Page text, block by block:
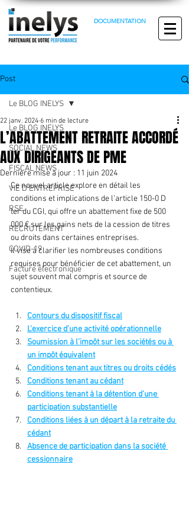
DOCUMENTATION
Post
Le BLOG INELYS
SOCIAL NEWS
FISCAL NEWS
VIE D'ENTREPRISE
RSE
RECRUTEMENT
COVID-19
Facture électronique
Le BLOG INELYS
L’ABATTEMENT RETRAITE ACCORDÉ
AUX DIRIGEANTS DE PME
22 janv. 2024 6 min de lecture
Dernière mise à jour : 11 juin 2024
Ce nouvel article explore en détail les
conditions et implications de l’article 150-0 D
ter du CGI, qui offre un abattement fixe de 500
000 € sur les gains nets de la cession de titres
ou droits dans certaines entreprises.
Il vise à clarifier les nombreuses conditions
requises pour bénéficier de cet abattement, un
sujet souvent mal compris et source de
contentieux.
Contours du dispositif fiscal
L’exercice d’une activité opérationnelle
Soumission à l’impôt sur les sociétés ou à
un impôt équivalent
Conditions tenant aux titres ou droits cédés
Conditions tenant au cédant
Conditions tenant à la détention d’une
participation substantielle
Conditions liées à un départ à la retraite du
cédant
Absence de participation dans la société
cessionnaire